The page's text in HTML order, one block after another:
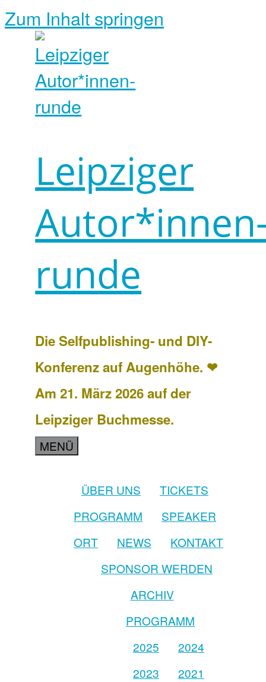
Zum Inhalt springen
Leipziger
runde
Die Selfpublishing- und DIY-
Konferenz auf Augenhöhe. ❤
Am 21. März 2026 auf der
Leipziger Buchmesse.
MENÜ
ÜBER UNS
TICKETS
PROGRAMM
SPEAKER
ORT
NEWS
KONTAKT
SPONSOR WERDEN
ARCHIV
PROGRAMM
2025
2024
2023
2021